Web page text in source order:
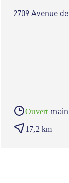
2709 Avenue
Ouvert
17,2 km